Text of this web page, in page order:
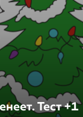
Тест +1